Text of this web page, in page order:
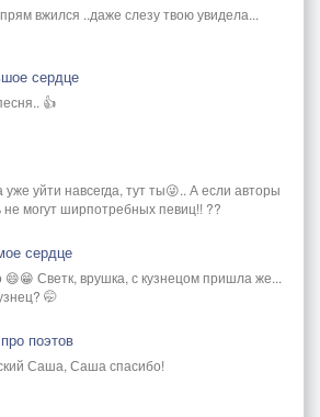
вжился ..даже слезу твою увидела...
сердце
👍
уже уйти навсегда, тут ты😜.. А если авторы
могут ширпотребных певиц!! ??
сердце
Светк, врушка, с кузнецом пришла же...
🤭
поэтов
Саша, Саша спасибо!